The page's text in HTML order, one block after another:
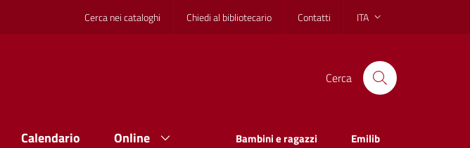
Cerca nei cataloghi Chiedi al bibliotecario Contatti ITA
Cerca
Calendario Online Bambini e ragazzi Emilib